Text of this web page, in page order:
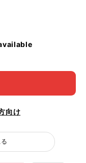
向け